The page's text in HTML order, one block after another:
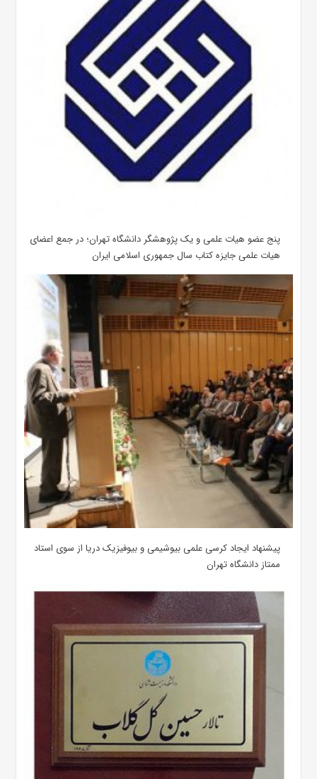
پنج عضو هیات علمی و یک پژوهشگر دانشگاه تهران؛ در جمع اعضای
هیات علمی جایزه کتاب سال جمهوری اسلامی ایران
پیشنهاد ایجاد کرسی علمی بیوشیمی و بیوفیزیک دریا از سوی استاد
ممتاز دانشگاه تهران